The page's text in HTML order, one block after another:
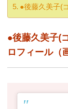
●後藤久美子(
●後藤久美子(
ロフィール（